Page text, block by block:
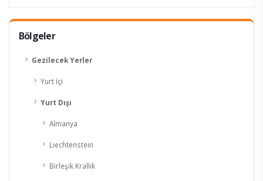
Bölgeler
Gezilecek Yerler
Yurt İçi
Yurt Dışı
Almanya
Liechtenstein
Birleşik Krallık